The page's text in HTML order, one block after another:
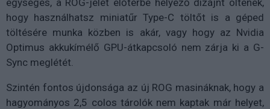
hogy használhatsz miniatűr Type-C töltőt is a géped
töltésére munka közben is akár, vagy hogy az Nvidia
Optimus akkukímélő GPU-átkapcsoló nem zárja ki a G-
Sync meglétét.
Szintén fontos újdonsága az új ROG masináknak, hogy a
hagyományos 2,5 colos tárolók nem kaptak már helyet,